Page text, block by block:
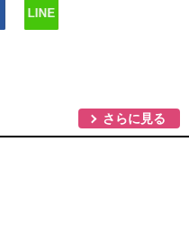
さらに見る